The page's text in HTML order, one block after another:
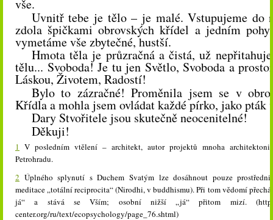
vše.
Uvnitř tebe je tělo – je malé. Vstupujeme do
zdola špičkami obrovských křídel a jedním
vymetáme vše zbytečné, hustší.
Hmota těla je průzračná a čistá, už
tělu... Svoboda! Je tu jen Světlo, Svoboda a
Láskou, Životem, Radostí!
Bylo to zázračné! Proměnila jsem se v
Křídla a mohla jsem ovládat každé pírko, jako pták
Dary Stvořitele jsou skutečně neocenitelné!
Děkuji!
1 V posledním vtělení – architekt, autor projektů mnoha
Petrohradu.
2 Úplného splynutí s Duchem Svatým lze dosáhnout pouze
meditace „totální reciprocita“ (Nirodhi, v buddhismu). Při tom vědomí
já“ a stává se Vším; osobní nižší „já“ přitom mizí. (https://
center.org/ru/text/ecopsychology/page_76.shtml)